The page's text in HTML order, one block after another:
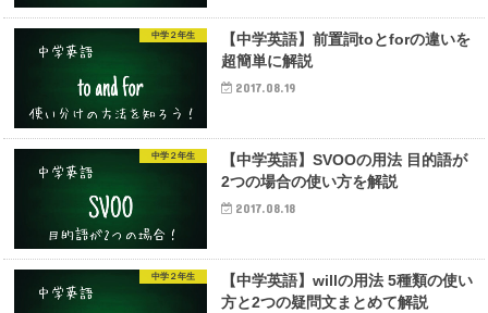
中学２年生
【中学英語】前置詞toとforの違いを
超簡単に解説
2017.08.19
中学２年生
【中学英語】SVOOの用法 目的語が
2つの場合の使い方を解説
2017.08.18
中学２年生
【中学英語】willの用法 5種類の使い
方と2つの疑問文まとめて解説